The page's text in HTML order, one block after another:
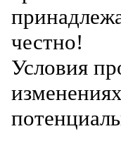
честно!
Условия